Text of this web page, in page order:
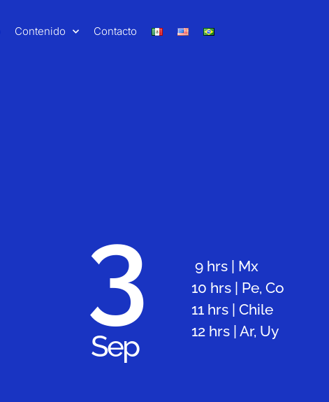
Contenido Contacto
3
Sep
9 hrs | Mx
10 hrs | Pe, Co
11 hrs | Chile
12 hrs | Ar, Uy